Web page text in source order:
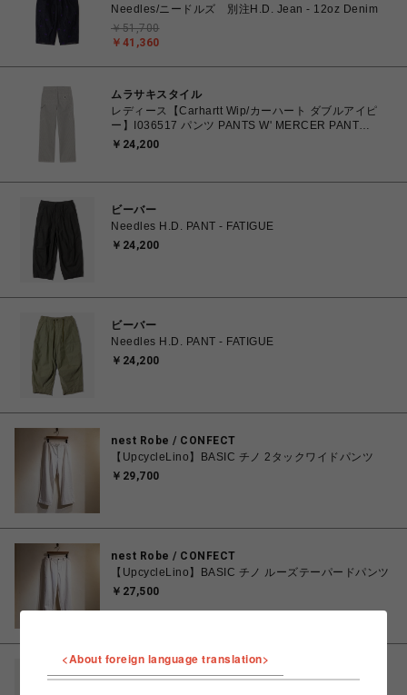
Needles/ニードルズ 別注H.D. Jean - 12oz Denim
￥41,360
￥51,700
ムラサキスタイル
レディース【Carhartt Wip/カーハート ダブルアイピ
ー】I036517 パンツ PANTS W' MERCER PANT
Mercer Stripe, Graphite / Wax, Stone washed 25イン
￥24,200
ビーバー
Needles H.D. PANT - FATIGUE
￥24,200
ビーバー
Needles H.D. PANT - FATIGUE
￥24,200
nest Robe / CONFECT
【UpcycleLino】BASIC チノ 2タックワイドパンツ
￥29,700
nest Robe / CONFECT
【UpcycleLino】BASIC チノ ルーズテーパードパンツ
￥27,500
<About foreign language translation>